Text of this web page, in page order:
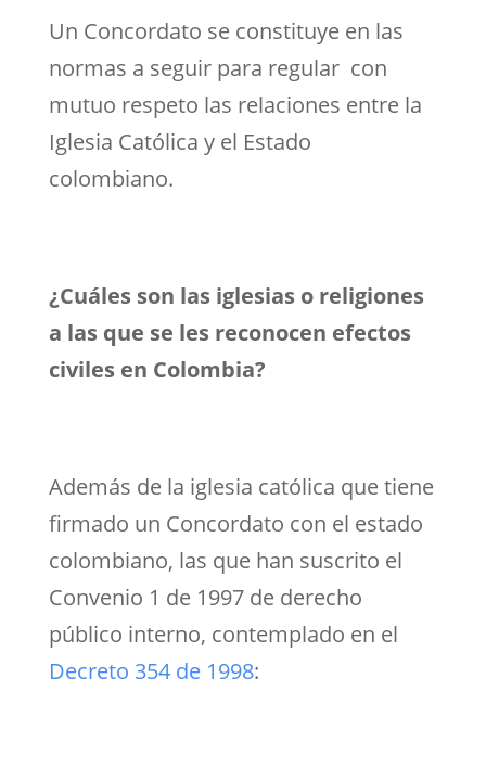
Un Concordato se constituye en las
normas a seguir para regular con
mutuo respeto las relaciones entre la
Iglesia Católica y el Estado
colombiano.
¿Cuáles son las iglesias o religiones
a las que se les reconocen efectos
civiles en Colombia?
Además de la iglesia católica que tiene
firmado un Concordato con el estado
colombiano, las que han suscrito el
Convenio 1 de 1997 de derecho
público interno, contemplado en el
Decreto 354 de 1998: